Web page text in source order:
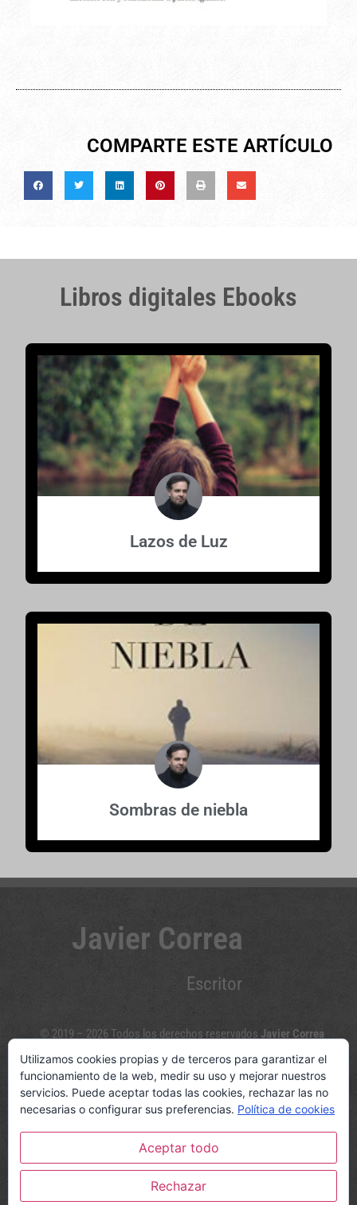
COMPARTE ESTE ARTÍCULO
Libros digitales Ebooks
Lazos de Luz
Sombras de niebla
Javier Correa
Escritor
© 2019 – 2026 Todos los derechos reservados Javier Correa
Sígueme en las redes sociales
© www.javiercorreaescritor.com
Política de privacidad y Aviso legal
Utilizamos cookies propias y de terceros para garantizar el
funcionamiento de la web, medir su uso y mejorar nuestros
servicios. Puede aceptar todas las cookies, rechazar las no
necesarias o configurar sus preferencias. Política de cookies
Aceptar todo
Rechazar